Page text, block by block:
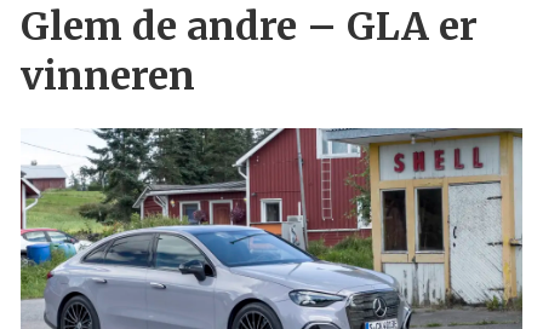
Glem de andre – GLA er
vinneren